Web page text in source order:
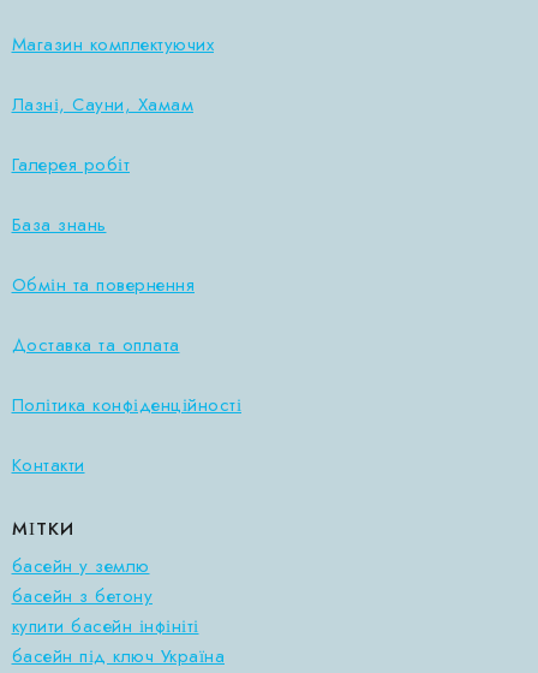
Магазин комплектуючих
Лазні, Сауни, Хамам
Галерея робіт
База знань
Обмін та повернення
Доставка та оплата
Політика конфіденційності
Контакти
МІТКИ
басейн у землю
басейн з бетону
купити басейн інфініті
басейн під ключ Україна